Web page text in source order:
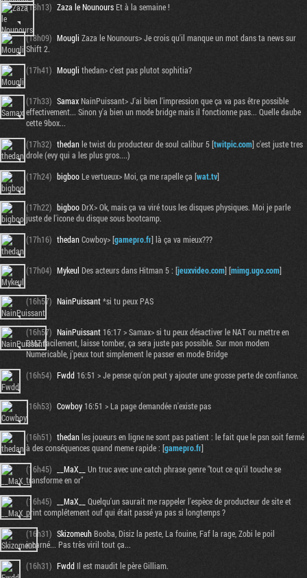
(18h13) Zaza le NounoursEt à la semaine !
(18h09) Mougli Zaza le Nounours> Je crois qu'il manque un mot dans ta news sur
Shift 2.
(17h41) Mougli thedan> c'est pas plutot sophitia?
(17h33) SamaxNainPuissant> J'ai bien l'impression que ça va pas être possible
effectivement... Sinon y'a bien un mode bridge mais il fonctionne pas... Quelle daube
cette 9box...
(17h32) thedanle twist du producteur de soul calibur 5 [twitpic.com] c'est juste tres
drole (evy qui a les plus gros....)
(17h24) bigbooLe vertueux> Moi, ça me rapelle ça [wat.tv]
(17h22) bigbooDrX> Ok, mais ça va viré tous les disques physiques. Moi je parle
juste de l'icone du disque sous bootcamp.
(17h16) thedanCowboy> [gamepro.fr] là ça va mieux???
(17h04) Mykeul Des acteurs dans Hitman 5 : [jeuxvideo.com] [mimg.ugo.com]
(16h57) NainPuissant*si tu peux PAS
(16h57) NainPuissant16:17 > Samax> si tu peux désactiver le NAT ou mettre en
DMZ facilement, laisse tomber, ça sera juste pas possible. Sur mon modem
Numericable, j'peux tout simplement le passer en mode Bridge
(16h54) Fwdd16:51 > Je pense qu'on peut y ajouter une grosse perte de confiance.
(16h53) Cowboy16:51 > La page demandée n'existe pas
(16h51) thedanles joueurs en ligne ne sont pas patient : le fait que le psn soit fermé
à des conséquences quand meme rapide : [gamepro.fr]
(16h45)
__MaX__
Un truc avec une catch phrase genre "tout ce qu'il touche se
transforme en or"
(16h45)
__MaX__
Quelqu'un saurait me rappeler l'espèce de producteur de site et
print complétement ouf qui était passé ya pas si longtemps ?
(16h31) SkizomeuhBooba, Disiz la peste, La fouine, Faf la rage, Zobi le poil
incarné... Pas très viril tout ça...
(16h31) Fwdd Il est maudit le père Gilliam.